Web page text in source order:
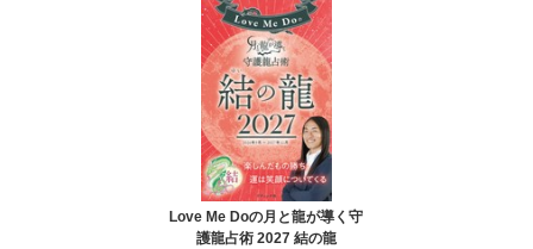
Love Me Doの月と龍が導く守
護龍占術 2027 結の龍